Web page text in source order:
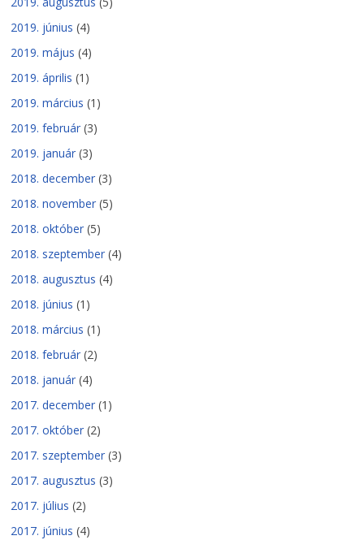
2019. június (4)
2019. május (4)
2019. április (1)
2019. március (1)
2019. február (3)
2019. január (3)
2018. december (3)
2018. november (5)
2018. október (5)
2018. szeptember (4)
2018. augusztus (4)
2018. június (1)
2018. március (1)
2018. február (2)
2018. január (4)
2017. december (1)
2017. október (2)
2017. szeptember (3)
2017. augusztus (3)
2017. július (2)
2017. június (4)